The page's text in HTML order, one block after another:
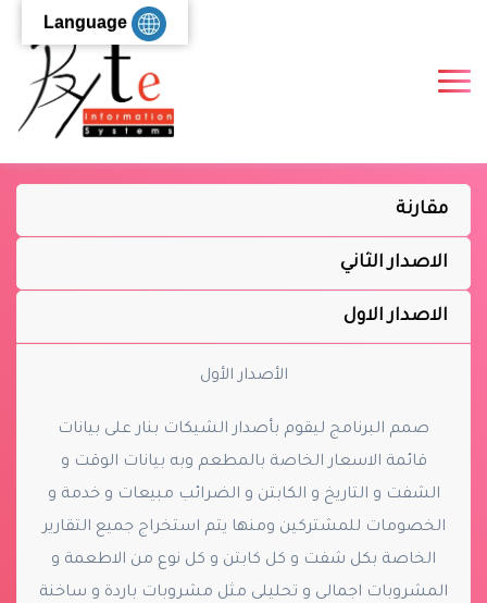
مقارنة
الاصدار الثاني
الاصدار الاول
الأصدار الأول
صمم البرنامج ليقوم بأصدار الشيكات بنار على بيانات
قائمة الاسعار الخاصة بالمطعم وبه بيانات الوقت و
الشفت و التاريخ و الكابتن و الضرائب مبيعات و خدمة و
الخصومات للمشتركين ومنها يتم استخراج جميع التقارير
الخاصة بكل شفت و كل كابتن و كل نوع من الاطعمة و
المشروبات اجمالى و تحليلى مثل مشروبات باردة و ساخنة
Language